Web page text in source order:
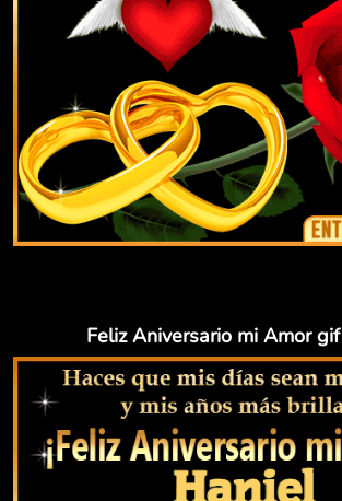
Feliz Aniversario mi Amor gif